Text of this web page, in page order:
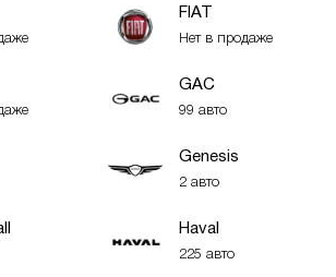
FIAT
Нет в продаже
GAC
99 авто
Genesis
2 авто
Haval
225 авто